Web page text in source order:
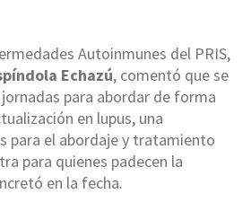
Autoinmunes del PRIS,
Echazú, comentó que se
para abordar de forma
en lupus, una
para el abordaje y tratamiento
para quienes padecen la
en la fecha.